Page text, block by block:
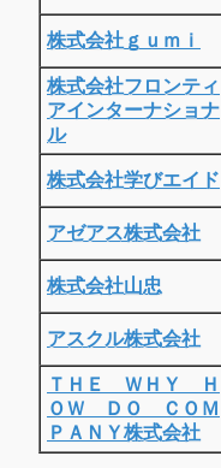
株式会社ｇｕｍｉ
株式会社フロンティ
アインターナショナ
ル
株式会社学びエイド
アゼアス株式会社
株式会社山忠
アスクル株式会社
ＴＨＥ ＷＨＹ Ｈ
ＯＷ ＤＯ ＣＯＭ
ＰＡＮＹ株式会社